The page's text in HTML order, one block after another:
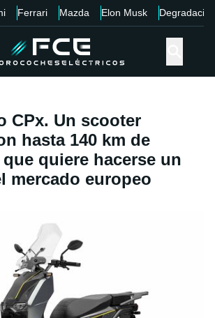
Ferrari Mazda Elon Musk Degradación
CPx. Un scooter
hasta 140 km de
quiere hacerse un
mercado europeo